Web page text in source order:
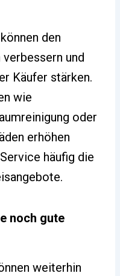
den
und
Käufer stärken.
wie
oder
erhöhen
häufig die
noch gute
weiterhin